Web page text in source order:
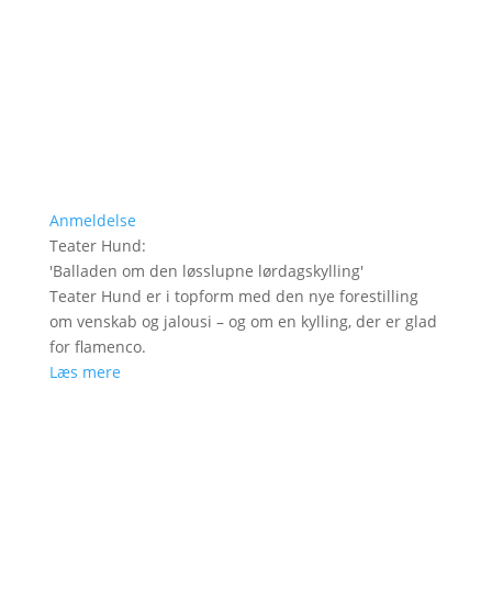
Anmeldelse
Teater Hund:
'Balladen om den løsslupne lørdagskylling'
Teater Hund er i topform med den nye forestilling
om venskab og jalousi – og om en kylling, der er glad
for flamenco.
Læs mere